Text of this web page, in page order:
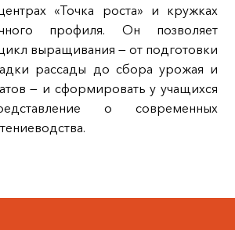
«Точка роста» и кружках
профиля. Он позволяет
выращивания — от подготовки
рассады до сбора урожая и
— и сформировать у учащихся
о современных